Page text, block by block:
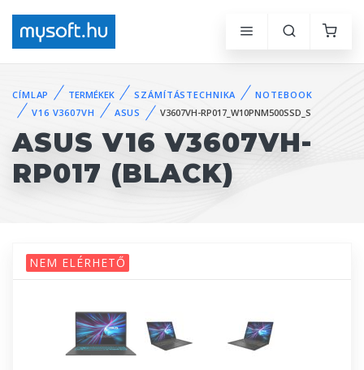
CÍMLAP TERMÉKEK SZÁMÍTÁSTECHNIKA
NOTEBOOK
V16 V3607VH
ASUS V3607VH-RP017_W10PNM500SSD_S
ASUS V16 V3607VH-
RP017 (BLACK)
NEM ELÉRHETŐ